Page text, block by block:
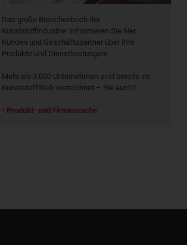
Das große Branchenbuch der
Kunststoffindustrie: Informieren Sie hier
Kunden und Geschäftspartner über Ihre
Produkte und Dienstleistungen!
Mehr als 3.000 Unternehmen sind bereits im
KunststoffWeb verzeichnet – Sie auch?
Produkt- und Firmensuche